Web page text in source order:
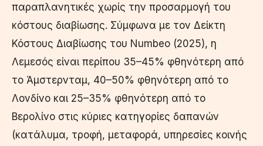
παραπλανητικές χωρίς την προσαρμογή του
κόστους διαβίωσης. Σύμφωνα με τον Δείκτη
Κόστους Διαβίωσης του Numbeo (2025), η
Λεμεσός είναι περίπου 35–45% φθηνότερη από
το Άμστερνταμ, 40–50% φθηνότερη από το
Λονδίνο και 25–35% φθηνότερη από το
Βερολίνο στις κύριες κατηγορίες δαπανών
(κατάλυμα, τροφή, μεταφορά, υπηρεσίες κοινής